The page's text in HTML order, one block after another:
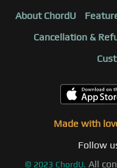
About ChordU
Cancellation &
Made with
Follow
© 2023 ChordU. All